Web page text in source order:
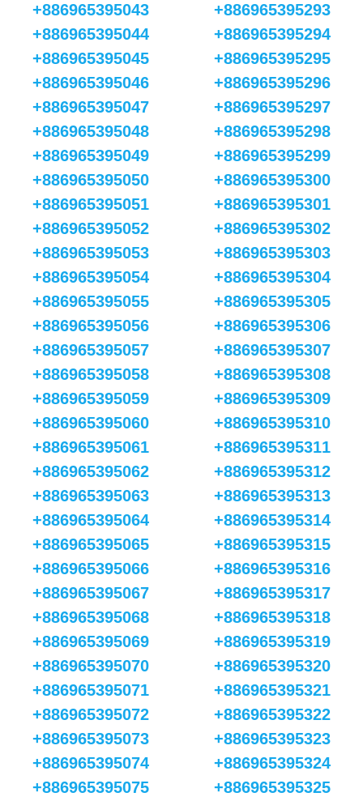
+886965395043
+886965395044
+886965395045
+886965395046
+886965395047
+886965395048
+886965395049
+886965395050
+886965395051
+886965395052
+886965395053
+886965395054
+886965395055
+886965395056
+886965395057
+886965395058
+886965395059
+886965395060
+886965395061
+886965395062
+886965395063
+886965395064
+886965395065
+886965395066
+886965395067
+886965395068
+886965395069
+886965395070
+886965395071
+886965395072
+886965395073
+886965395074
+886965395075
+886965395293
+886965395294
+886965395295
+886965395296
+886965395297
+886965395298
+886965395299
+886965395300
+886965395301
+886965395302
+886965395303
+886965395304
+886965395305
+886965395306
+886965395307
+886965395308
+886965395309
+886965395310
+886965395311
+886965395312
+886965395313
+886965395314
+886965395315
+886965395316
+886965395317
+886965395318
+886965395319
+886965395320
+886965395321
+886965395322
+886965395323
+886965395324
+886965395325